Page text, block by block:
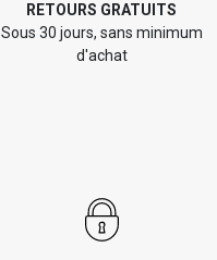
RETOURS GRATUITS
Sous 30 jours, sans minimum
d'achat